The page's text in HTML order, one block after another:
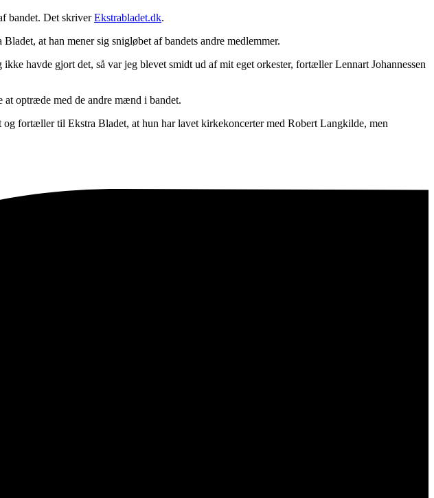
bandet. Det skriverEkstrabladet.dk.
at han mener sig snigløbet af bandets andre medlemmer.
havde gjort det, så var jeg blevet smidt ud af mit eget orkester, fortæller Lennart Johannessen
optræde med de andre mænd i bandet.
fortæller til Ekstra Bladet, at hun har lavet kirkekoncerter med Robert Langkilde, men